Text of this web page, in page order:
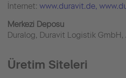
İnternet: www.duravit.de,
Merkezi Deposu
Duralog, Duravit Logistik GmbH,
Üretim Siteleri